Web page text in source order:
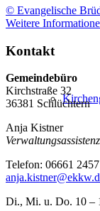
© Evangelische
Weitere
Kontakt
Gemeindebüro
Kirchstraße 32
36381 Schlüchtern
Anja Kistner
Telefon: 06661 2457
Di., Mi. u. Do. 10 –